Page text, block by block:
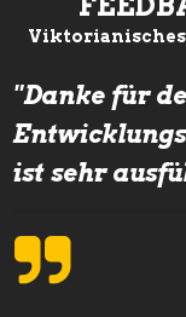
"Danke für
ist sehr